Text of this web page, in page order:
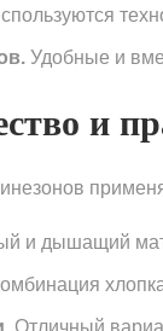
Удобные и
и
и дышащий
Отличный